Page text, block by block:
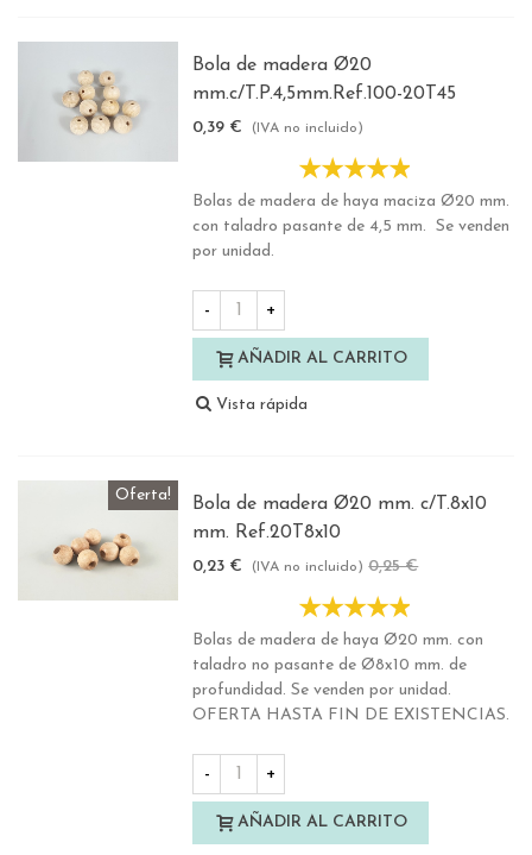
Bola de madera Ø20
mm.c/T.P.4,5mm.Ref.100-20T45
0,39 € (IVA no incluido)
Bolas de madera de haya maciza Ø20 mm.
con taladro pasante de 4,5 mm. Se venden
por unidad.
- +
AÑADIR AL CARRITO
Vista rápida
Oferta!
Bola de madera Ø20 mm. c/T.8x10
mm. Ref.20T8x10
0,23 € (IVA no incluido) 0,25 €
Bolas de madera de haya Ø20 mm. con
taladro no pasante de Ø8x10 mm. de
profundidad. Se venden por unidad.
OFERTA HASTA FIN DE EXISTENCIAS.
- +
AÑADIR AL CARRITO